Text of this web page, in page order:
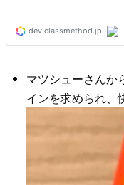
マツシューさんか
インを求められ、